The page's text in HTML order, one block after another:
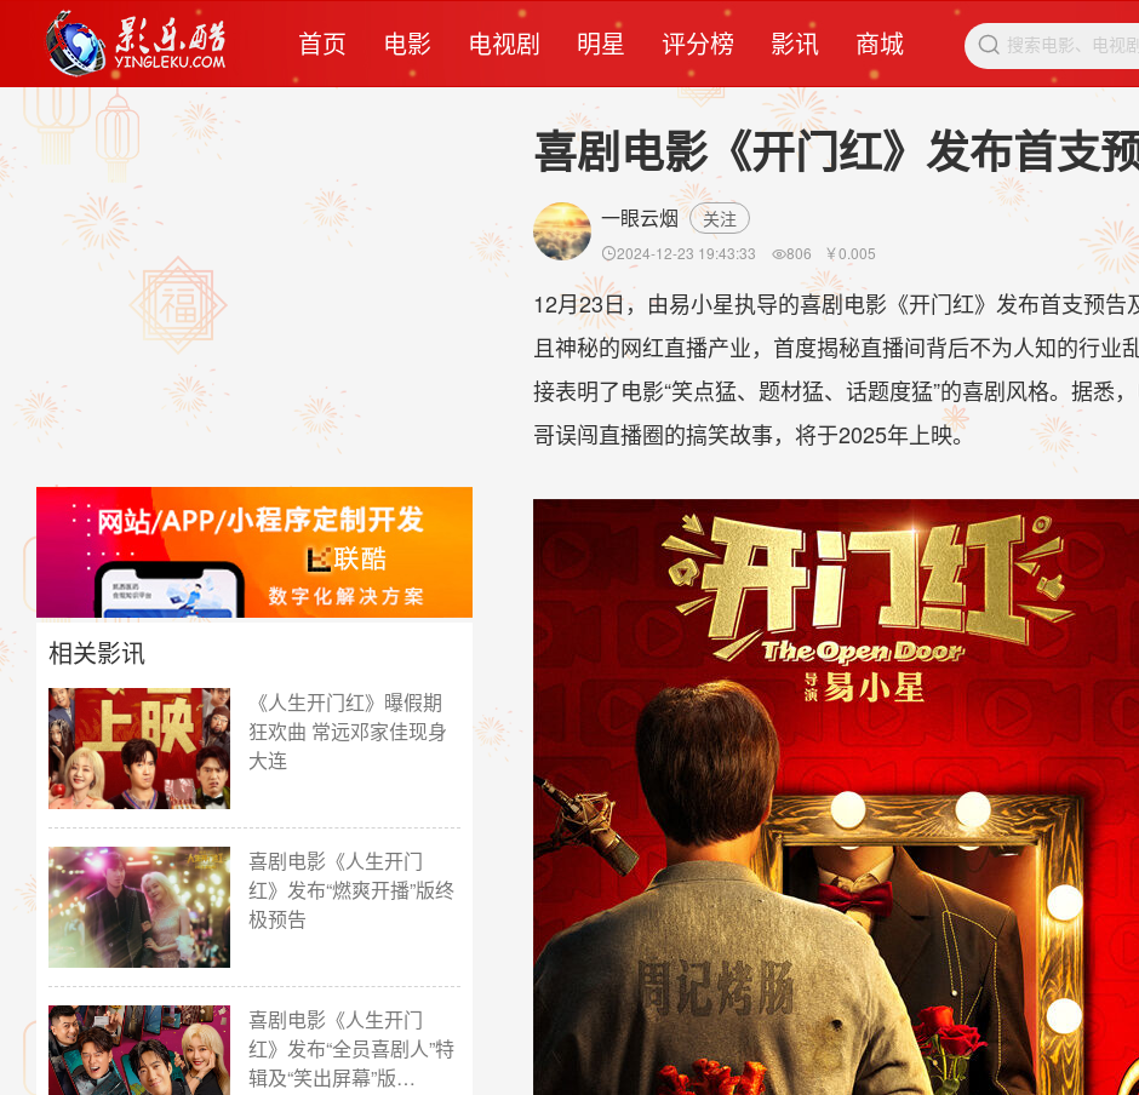
首页 电影 电视剧 明星 评分榜 影讯 商城 
相关影讯
《人生开门红》曝假期
狂欢曲 常远邓家佳现身
大连
喜剧电影《人生开门
红》发布“燃爽开播”版终
极预告
喜剧电影《人生开门
红》发布“全员喜剧人”特
辑及“笑出屏幕”版…
喜剧电影《开门红》发布首支
一眼云烟 关注
2024-12-23 19:43:33 806 ￥0.005
12月23日，由易小星执导的喜剧电影《开门红》发布首支预
且神秘的网红直播产业，首度揭秘直播间背后不为人知的行业
接表明了电影“笑点猛、题材猛、话题度猛”的喜剧风格。据悉
哥误闯直播圈的搞笑故事，将于2025年上映。